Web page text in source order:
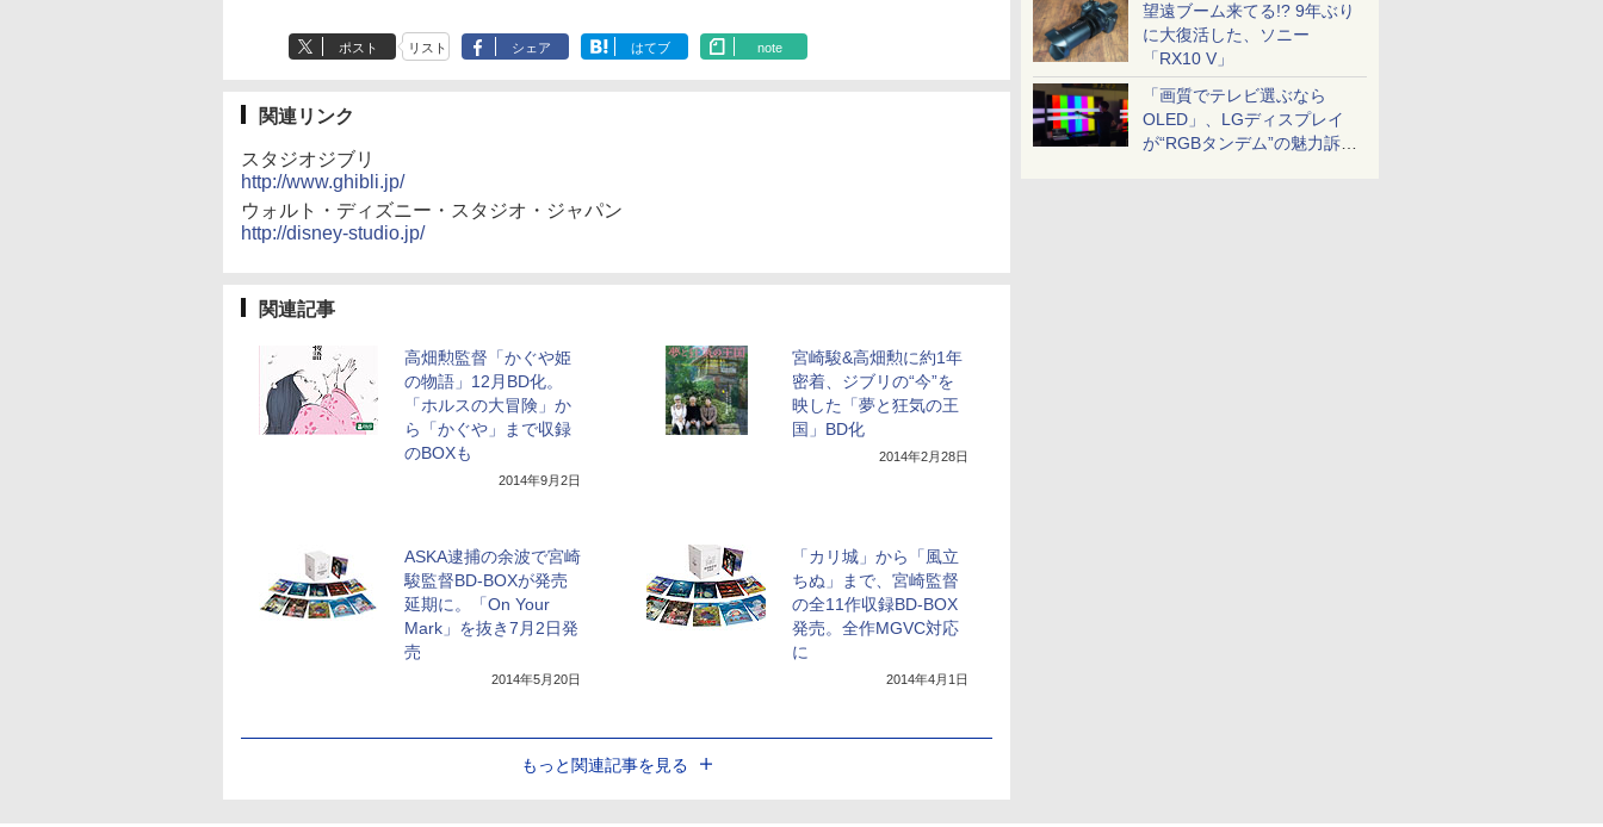
望遠ブーム来てる!? 9年ぶり
に大復活した、ソニー
「RX10 V」
「画質でテレビ選ぶなら
OLED」、LGディスプレイ
が“RGBタンデム”の魅力訴
ポスト リスト シェア はてブ note
関連リンク
スタジオジブリ
http://www.ghibli.jp/
ウォルト・ディズニー・スタジオ・ジャパン
http://disney-studio.jp/
関連記事
高畑勲監督「かぐや姫
の物語」12月BD化。
「ホルスの大冒険」か
ら「かぐや」まで収録
のBOXも
2014年9月2日
宮崎駿&高畑勲に約1年
密着、ジブリの“今”を
映した「夢と狂気の王
国」BD化
2014年2月28日
ASKA逮捕の余波で宮崎
駿監督BD-BOXが発売
延期に。「On Your
Mark」を抜き7月2日発
売
2014年5月20日
「カリ城」から「風立
ちぬ」まで、宮崎監督
の全11作収録BD-BOX
発売。全作MGVC対応
に
2014年4月1日
もっと関連記事を見る